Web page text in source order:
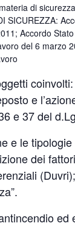
di
SICUREZZA:
Accordo
del 6
e
e 37 del
e le
dei